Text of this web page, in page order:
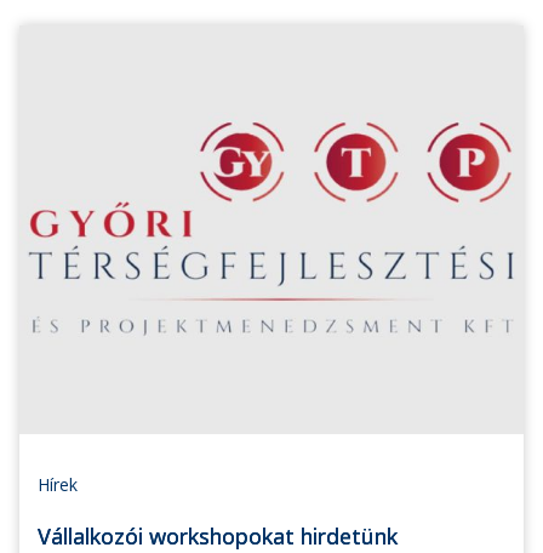
Hírek
Vállalkozói workshopokat hirdetünk